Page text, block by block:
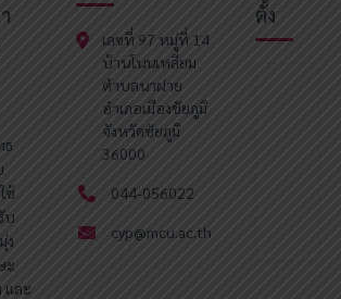
ช้
บ
ง
ะ
และ
เลขที่ 97 หมู่ที่ 14
บ้านโนนเหลี่ยม
ตำบลนาฝาย
อำเภอเมืองชัยภูมิ
จังหวัดชัยภูมิ
36000
044-056022
cyp@mcu.ac.th
ตั้ง